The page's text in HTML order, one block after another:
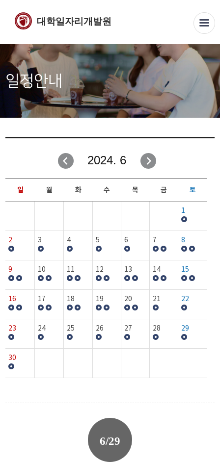
대학일자리개발원
일정안내
2024. 6
일 월 화 수 목 금 토
1
2 3 4 5 6 7 8
9 10 11 12 13 14 15
16 17 18 19 20 21 22
23 24 25 26 27 28 29
30
6/29